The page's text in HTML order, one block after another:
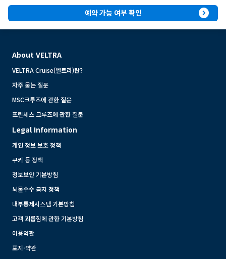
예약 가능 여부 확인 expand_circle_right
About VELTRA
VELTRA Cruise(벨트라)란?
자주 묻는 질문
MSC크루즈에 관한 질문
프린세스 크루즈에 관한 질문
Legal Information
개인 정보 보호 정책
쿠키 등 정책
정보보안 기본방침
뇌물수수 금지 정책
내부통제시스템 기본방침
고객 괴롭힘에 관한 기본방침
이용약관
표지·약관